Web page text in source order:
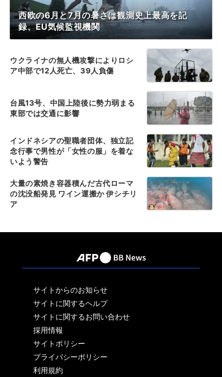
西欧の6月と7月の暑さは観測史上最高を記
録、EU気候監視機関
ウクライナの無人機攻撃によりロシ
ア中部で12人死亡、39人負傷
台風13号、中国上陸後に勢力弱まる
東部では交通に影響
インドネシアの聖職者団体、独立記
念行事で男性が「女性の服」を着な
いよう警告
大量の素焼き容器積んだ古代ローマ
の沈没船発見 ワイン運搬か 伊シチリ
ア
サイトからのお知らせ
サイトに関するヘルプ
サイトに関するお問い合わせ
採用情報
サイトポリシー
プライバシーポリシー
利用規約